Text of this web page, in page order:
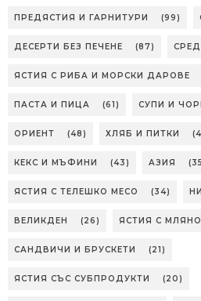
ПРЕДЯСТИЯ И ГАРНИТУРИ (99)
ДЕСЕРТИ БЕЗ ПЕЧЕНЕ (87)
ЯСТИЯ С РИБА И МОРСКИ ДАРОВЕ
ПАСТА И ПИЦА (61) СУПИ И
ОРИЕНТ (48) ХЛЯБ И ПИТКИ
КЕКС И МЪФИНИ (43) АЗИЯ
ЯСТИЯ С ТЕЛЕШКО МЕСО (34)
ВЕЛИКДЕН (26) ЯСТИЯ С
САНДВИЧИ И БРУСКЕТИ (21)
ЯСТИЯ СЪС СУБПРОДУКТИ (20)